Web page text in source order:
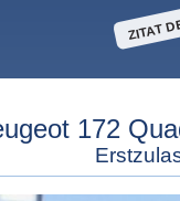
ZITAT
172